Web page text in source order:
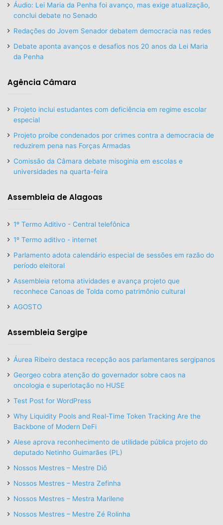
Áudio: Lei Maria da Penha foi avanço, mas exige atualização,
conclui debate no Senado
Redações do Jovem Senador debatem democracia nas redes
Debate aponta avanços e desafios nos 20 anos da Lei Maria
da Penha
Agência Câmara
Projeto inclui estudantes com deficiência em regime escolar
especial
Projeto proíbe condenados por crimes contra a democracia de
reduzirem pena nas Forças Armadas
Comissão da Câmara debate misoginia em escolas e
universidades na quarta-feira
Assembleia de Alagoas
1º Termo Aditivo - Central telefônica
1º Termo aditivo - internet
Parlamento adota calendário especial de sessões em razão do
período eleitoral
Assembleia retoma atividades e avança projeto que
reconhece Canoas de Tolda como patrimônio cultural
AGOSTO
Assembleia Sergipe
Áurea Ribeiro destaca recepção aos parlamentares sergipanos
Georgeo cobra atenção do governador sobre caos na
oncologia e superlotação no HUSE
Test Post for WordPress
Why Liquidity Pools and Real-Time Token Tracking Are the
Backbone of Modern DeFi
Alese aprova reconhecimento de utilidade pública projeto do
deputado Netinho Guimarães (PL)
Nossos Mestres – Mestre Diô
Nossos Mestres – Mestra Zefinha
Nossos Mestres – Mestra Marilene
Nossos Mestres – Mestre Zé Rolinha